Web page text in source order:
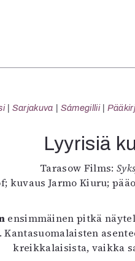
Tanssi
Tanssi
Sarjakuva
Sámegillii
Oulu2026
Näyttelyt
Musiikki
Sarjakuva Sámegillii
Lyyrisiä
Tarasow Films:
kuvaus Jarmo Kiuru;
ensimmäinen pitkä
Kantasuomalaisten
kreikkalaisista, vaikka